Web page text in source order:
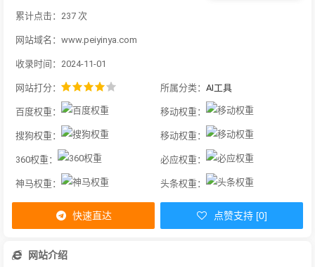
累计点击：237 次
网站域名：www.peiyinya.com
收录时间：2024-11-01
网站打分： 所属分类： AI工具
百度权重： 移动权重：
搜狗权重： 移动权重：
360权重： 必应权重：
神马权重： 头条权重：
快速直达 点赞支持 [0]
网站介绍